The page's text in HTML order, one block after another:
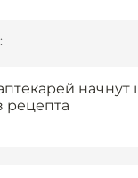
рецепта